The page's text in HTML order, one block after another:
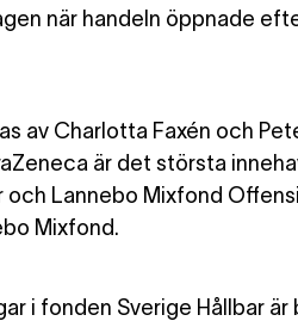
när handeln öppnade
av Charlotta Faxén och
är det största
Lannebo Mixfond
Mixfond.
i fonden Sverige Hållbar är